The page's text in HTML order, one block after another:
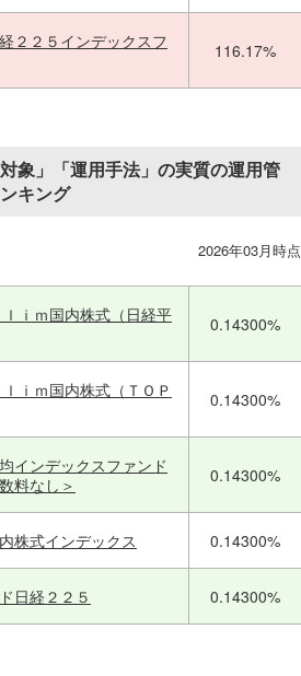
２２５インデックスフ
116.17%
象」「運用手法」の実質の運用管
キング
2026年03月時点
ｉｍ国内株式（日経平
0.14300%
ｉｍ国内株式（ＴＯＰ
0.14300%
インデックスファンド
料なし＞
0.14300%
株式インデックス 0.14300%
日経２２５ 0.14300%